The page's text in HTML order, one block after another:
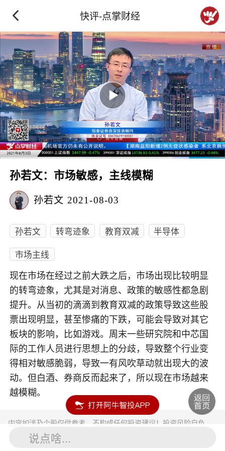
快评-点掌财经
孙若文：市场敏感，主线模糊
孙若文 2021-08-03
孙若文 转弯迹象 教育双减
半导体
市场主线
现在市场在经过之前大跌之后，市场出现比较明显
的转弯迹象，尤其是对消息、政策的敏感性都急剧
提升。从当初的滴滴到教育双减的政策导致这些股
票出现明显，甚至惨痛的下跌，可能会导致对其它
板块的影响，比如游戏。周末一些研究院和中芯国
际的工作人员进行思想上的分歧，导致整个行业变
得相对敏感脆弱，导致一有风吹草动就出现大的波
动。但白酒、券商反而起来了，所以现在市场越来
越模糊。
内容如涉及个股仅供参考，不构成任何投资建议！投资风险自负。
投资有风险，入市须谨慎。
说点啥...